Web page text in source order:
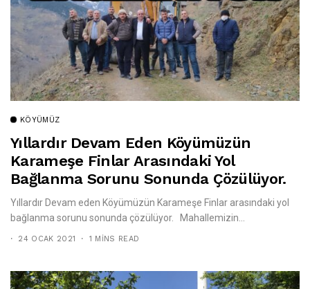
KÖYÜMÜZ
Yıllardır Devam Eden Köyümüzün
Karameşe Finlar Arasındaki Yol
Bağlanma Sorunu Sonunda Çözülüyor.
Yıllardır Devam eden Köyümüzün Karameşe Finlar arasındaki yol
bağlanma sorunu sonunda çözülüyor. Mahallemizin...
24 OCAK 2021 1 MINS READ